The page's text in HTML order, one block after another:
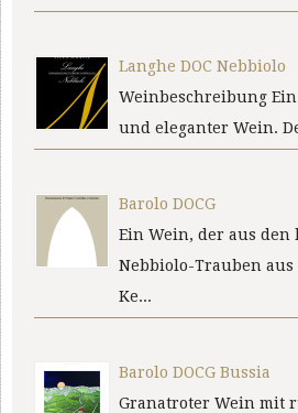
Langhe DOC Nebbiolo
Weinbeschreibung
und eleganter Wein.
Barolo DOCG
Ein Wein, der aus den
Nebbiolo-Trauben
Ke...
Barolo DOCG Bussia
Granatroter Wein mit